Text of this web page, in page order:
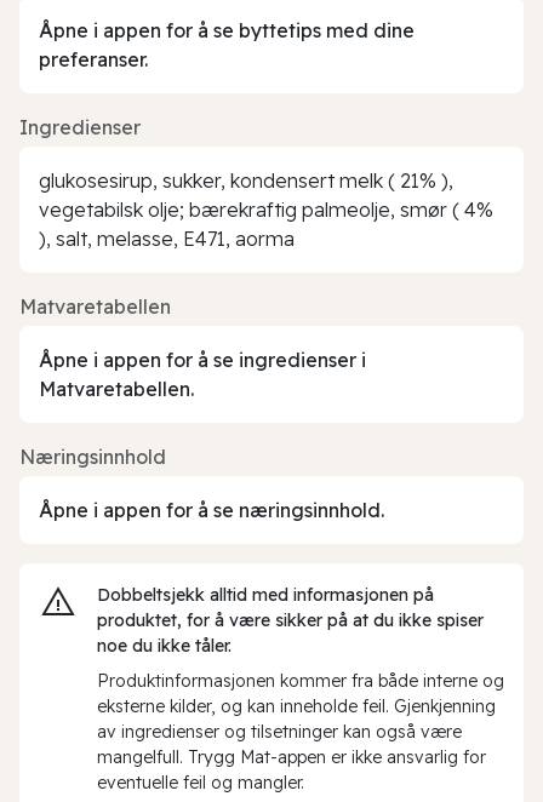
Åpne i appen for å se byttetips med dine
preferanser.
Ingredienser
glukosesirup, sukker, kondensert melk ( 21% ),
vegetabilsk olje; bærekraftig palmeolje, smør ( 4%
), salt, melasse, E471, aorma
Matvaretabellen
Åpne i appen for å se ingredienser i
Matvaretabellen.
Næringsinnhold
Åpne i appen for å se næringsinnhold.
Dobbeltsjekk alltid med informasjonen på
produktet, for å være sikker på at du ikke spiser
noe du ikke tåler.
Produktinformasjonen kommer fra både interne og
eksterne kilder, og kan inneholde feil. Gjenkjenning
av ingredienser og tilsetninger kan også være
mangelfull. Trygg Mat-appen er ikke ansvarlig for
eventuelle feil og mangler.